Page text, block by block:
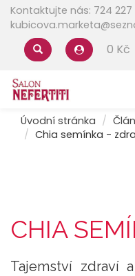
Kontaktujte nás: 724 227
0 Kč
Úvodní stránka
Chia semínka -
CHIA
Tajemství zdraví